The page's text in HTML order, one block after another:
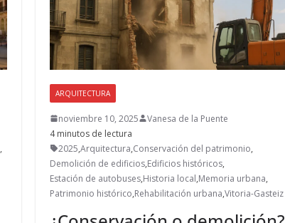
,
ARQUITECTURA
noviembre 10, 2025
Vanesa de la Puente
4 minutos de lectura
2025,Arquitectura,Conservación del patrimonio,
Demolición de edificios,Edificios históricos,
Estación de autobuses,Historia local,Memoria urbana,
Patrimonio histórico,Rehabilitación urbana,Vitoria-Gasteiz